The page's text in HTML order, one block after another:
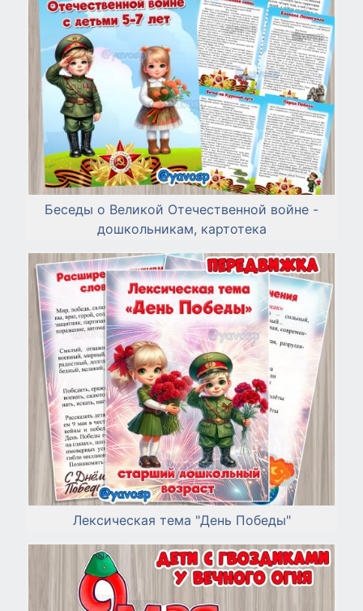
Беседы о Великой Отечественной войне -
дошкольникам, картотека
Лексическая тема "День Победы"